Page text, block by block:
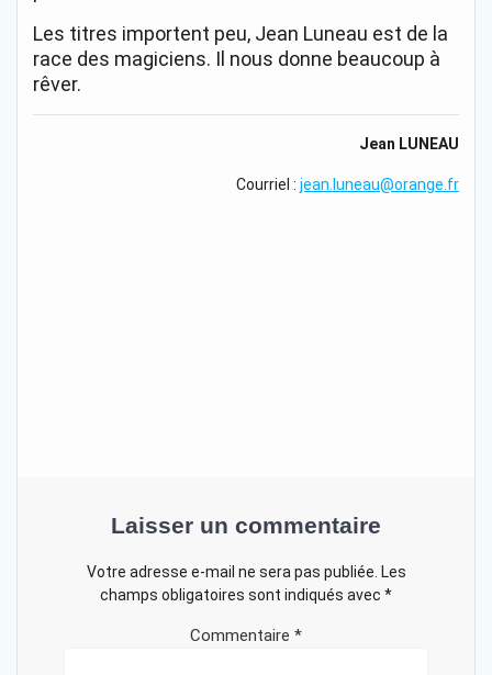
Les titres importent peu, Jean Luneau est de la
race des magiciens. Il nous donne beaucoup à
rêver.
Jean LUNEAU
Courriel : jean.luneau@orange.fr
Laisser un commentaire
Votre adresse e-mail ne sera pas publiée. Les
champs obligatoires sont indiqués avec *
Commentaire *